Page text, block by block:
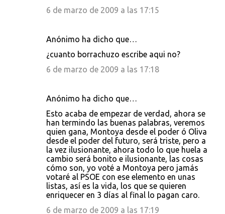
6 de marzo de 2009 a las 17:15
Anónimo ha dicho que…
¿cuanto borrachuzo escribe aqui no?
6 de marzo de 2009 a las 17:18
Anónimo ha dicho que…
Esto acaba de empezar de verdad, ahora se
han termindo las buenas palabras, veremos
quien gana, Montoya desde el poder ó Oliva
desde el poder del futuro, será triste, pero a
la vez ilusionante, ahora todo lo que huela a
cambio será bonito e ilusionante, las cosas
cómo son, yo voté a Montoya pero jamás
votaré al PSOE con ese elemento en unas
listas, así es la vida, los que se quieren
enriquecer en 3 días al final lo pagan caro.
6 de marzo de 2009 a las 17:19